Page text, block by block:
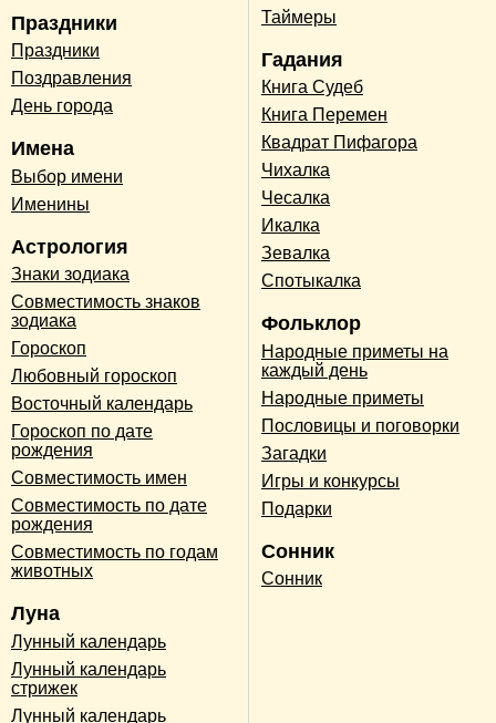
Праздники
Праздники
Поздравления
День города
Имена
Выбор имени
Именины
Астрология
Знаки зодиака
Совместимость знаков
зодиака
Гороскоп
Любовный гороскоп
Восточный календарь
Гороскоп по дате
рождения
Совместимость имен
Совместимость по дате
рождения
Совместимость по годам
животных
Луна
Лунный календарь
Лунный календарь
стрижек
Лунный календарь
Таймеры
Гадания
Книга Судеб
Книга Перемен
Квадрат Пифагора
Чихалка
Чесалка
Икалка
Зевалка
Спотыкалка
Фольклор
Народные приметы на
каждый день
Народные приметы
Пословицы и поговорки
Загадки
Игры и конкурсы
Подарки
Сонник
Сонник